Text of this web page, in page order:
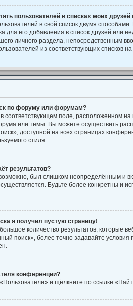
пользователей в списках моих друзей
в свой список двумя
для его добавления в список друзей или
личного раздела, непосредственным
из соответствующих списков
по форуму или форумам?
соответствующем поле, расположенном
или темы. Вы можете осуществить
доступной на всех страницах
стиля.
результатов?
был слишком неопределённым и
Будьте более конкретны и
я получил пустую страницу!
количество результатов, которые
поиск», более точно задавайте
конференции?
и щёлкните по ссылке